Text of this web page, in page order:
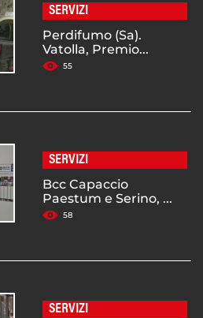
SERVIZI
Perdifumo (Sa).
Vatolla, Premio...
55
SERVIZI
Bcc Capaccio
Paestum e Serino, ...
58
SERVIZI